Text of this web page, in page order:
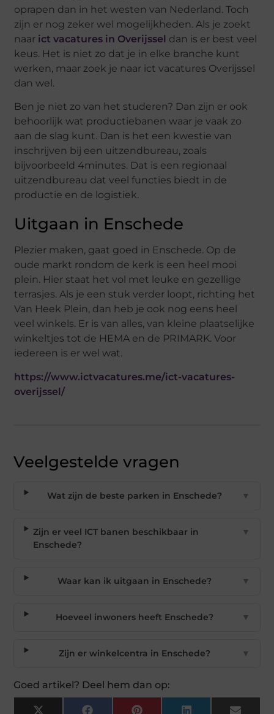
oprapen dan in het westen van Nederland. Toch
zijn er nog zeker wel mogelijkheden. Als je zoekt
naar ict vacatures in Overijssel dan is er best veel
keus. Het is niet zo dat je in elke branche kunt
werken, maar zoek je naar ict vacatures Overijssel
dan wel.
Ben je niet zo van het studeren? Dan zijn er ook
behoorlijk wat productiebanen waar je vaak zo
aan de slag kunt. Dan is het een kwestie van
inschrijven bij een uitzendbureau, zoals
bijvoorbeeld 4minutes. Dat is een regionaal
uitzendbureau dat veel functies biedt in de
productie en de logistiek.
Uitgaan in Enschede
Plezier maken, gaat goed in Enschede. Op de
oude markt rondom de kerk is een heel mooi
plein. Hier staat het vol met leuke en gezellige
terrasjes. Als je een stuk verder loopt, richting het
Van Heek Plein, dan heb je ook nog eens heel
veel winkels. Er is van alles, van kleine plaatselijke
winkeltjes tot de HEMA en de PRIMARK. Voor
iedereen is er wel wat.
https://www.ictvacatures.me/ict-vacatures-
overijssel/
Veelgestelde vragen
Wat zijn de beste parken in Enschede? ▼
Zijn er veel ICT banen beschikbaar in
Enschede?
▼
Waar kan ik uitgaan in Enschede? ▼
Hoeveel inwoners heeft Enschede? ▼
Zijn er winkelcentra in Enschede? ▼
Goed artikel? Deel hem dan op: